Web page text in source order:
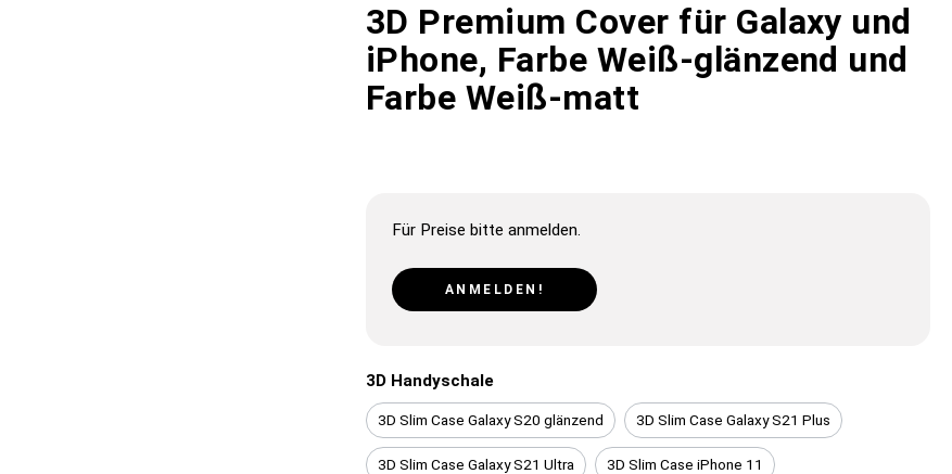
3D Premium Cover für Galaxy und
iPhone, Farbe Weiß-glänzend und
Farbe Weiß-matt
Für Preise bitte anmelden.
ANMELDEN!
3D Handyschale
3D Slim Case Galaxy S20 glänzend 3D Slim Case Galaxy S21 Plus
3D Slim Case Galaxy S21 Ultra 3D Slim Case iPhone 11